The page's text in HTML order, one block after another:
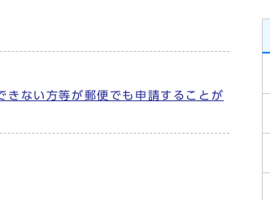
きない方等が郵便でも申請することが